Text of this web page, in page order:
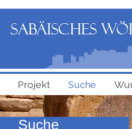
Projekt Suche
Suche